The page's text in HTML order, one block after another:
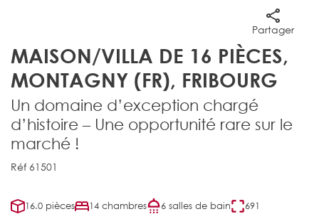
MAISON/VILLA DE 16 PIÈCES,
MONTAGNY (FR), FRIBOURG
Partager
Un domaine d’exception chargé
d’histoire – Une opportunité rare sur le
marché !
Réf 61501
16.0 pièces 14 chambres 6 salles de bain 691